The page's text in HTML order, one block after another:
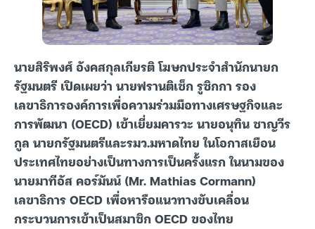
นายสิริพงศ์ อังคสกุลเกียรติ โฆษกประจำสำนักนายก
รัฐมนตรี เปิดเผยว่า นายฟรานติเช็ก รูซิกกา รอง
เลขาธิการองค์การเพื่อความร่วมมือทางเศรษฐกิจและ
การพัฒนา (OECD) เข้าเยี่ยมคารวะ นายอนุทิน ชาญวีร
กูล นายกรัฐมนตรีและรมว.มหาดไทย ในโอกาสเยือน
ประเทศไทยอย่างเป็นทางการเป็นครั้งแรก ในนามของ
นายมาทีอัส คอร์มันน์ (Mr. Mathias Cormann)
เลขาธิการ OECD เพื่อหารือแนวทางขับเคลื่อน
กระบวนการเข้าเป็นสมาชิก OECD ของไทย